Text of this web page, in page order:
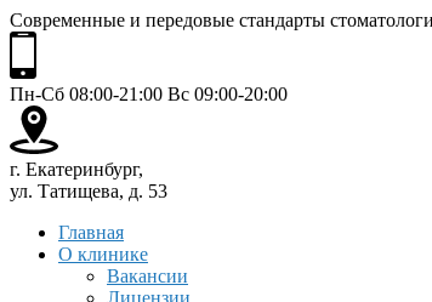
Современные и передовые стандарты
Пн-Сб 08:00-21:00 Вс 09:00-20:00
г. Екатеринбург,
ул. Татищева, д. 53
Главная
О клинике
Вакансии
Лицензии